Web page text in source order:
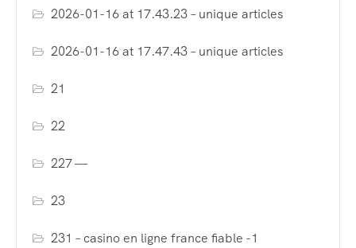
2026-01-16 at 17.43.23 – unique articles
2026-01-16 at 17.47.43 – unique articles
21
22
227 —
23
231 – casino en ligne france fiable -1